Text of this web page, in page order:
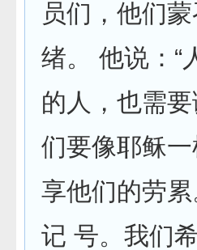
员们，他们
绪。 他说：“
的人，也需
们要像耶稣
享他们的劳
记 号。我们